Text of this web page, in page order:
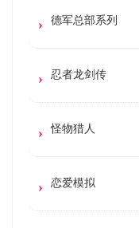
德军总部系列
忍者龙剑传
怪物猎人
恋爱模拟